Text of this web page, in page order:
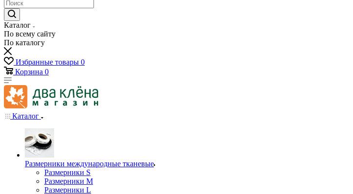
Каталог
По всему сайту
По каталогу
Избранные товары 0
Корзина 0
Каталог
Размерники международные тканевые
Размерники S
Размерники M
Размерники L